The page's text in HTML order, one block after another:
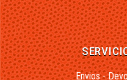
Envios -